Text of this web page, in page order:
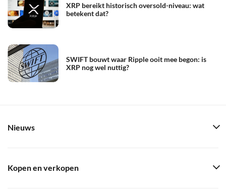
XRP bereikt historisch oversold-niveau: wat
betekent dat?
SWIFT bouwt waar Ripple ooit mee begon: is
XRP nog wel nuttig?
Nieuws
Kopen en verkopen